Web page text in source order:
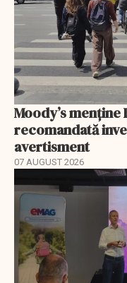
Moody’s
recomandată
avertisment
07 AUGUST 2026